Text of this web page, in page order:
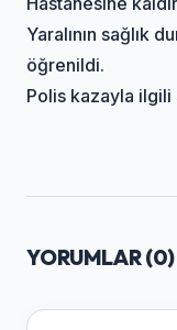
Yaralının sağlık
öğrenildi.
Polis kazayla ilgili
YORUMLAR (0)